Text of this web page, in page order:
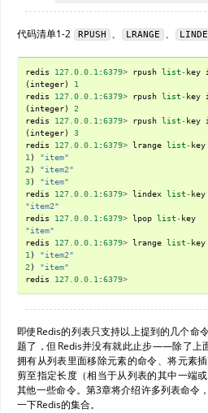
代码清单1-2 RPUSH 、 LRANGE 、
redis 127.0.0.1 :6379> rpush list- key
(integer) 1
redis
127.0.0.1 :6379> rpush list- key
(integer) 2
redis
127.0.0.1 :6379> rpush list- key
(integer) 3
redis
127.0.0.1 :6379> lrange list- key
1 ) "item"
2 ) "item2"
3) "item"
redis
127.0.0.1 :6379> lindex list- key
"item2"
redis
127.0.0.1 :6379> lpop list- key
"item"
redis
127.0.0.1 :6379> lrange list- key
1 ) "item2"
2 ) "item"
redis
127.0.0.1 :6379>
即使Redis的列表只支持以上提到的几个命
题了，但Redis并没有就此止步——除了上
拥有从列表里面移除元素的命令、将元素
剪至指定长度（相当于从列表的其中一端
其他一些命令。第3章将介绍许多列表命令
一下Redis的集合。